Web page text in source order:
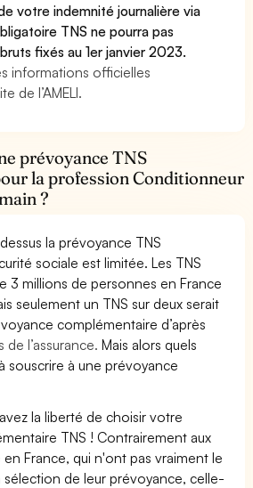
votre indemnité journalière via
TNS ne pourra pas
fixés au 1er janvier 2023.
informations officielles
de l’AMELI.
prévoyance TNS
la profession Conditionneur
?
la prévoyance TNS
sociale est limitée. Les TNS
3 millions de personnes en France
seulement un TNS sur deux serait
complémentaire d’après
de l’assurance. Mais alors quels
souscrire à une prévoyance
la liberté de choisir votre
TNS ! Contrairement aux
en France, qui n'ont pas vraiment le
de leur prévoyance, celle-